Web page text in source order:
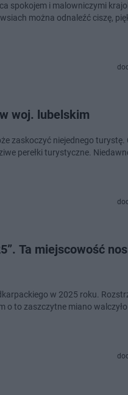
spokojem i malowniczymi
można odnaleźć ciszę,
woj. lubelskim
perełki turystyczne.
Ta miejscowość
w 2025 roku.
o to zaszczytne miano